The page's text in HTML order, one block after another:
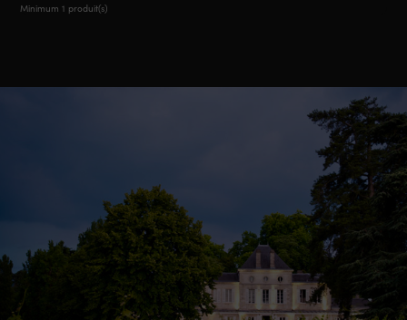
Minimum 1 produit(s)